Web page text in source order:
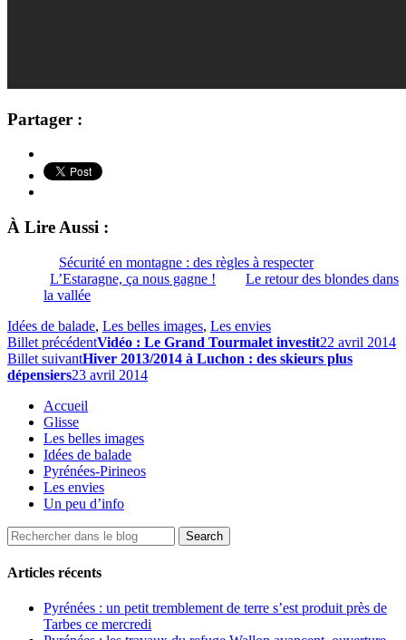
Partager :
À Lire Aussi :
Sécurité en montagne : des règles à respecter
L’Estaragne, ça nous gagne !
Le retour des blondes dans
la vallée
Idées de balade, Les belles images, Les envies
Billet précédentVidéo : Le Grand Tourmalet investit22 avril 2014
Billet suivantHiver 2013/2014 à Luchon : des skieurs plus
dépensiers23 avril 2014
Accueil
Glisse
Les belles images
Idées de balade
Pyrénées-Pirineos
Les envies
Un peu d’info
Articles récents
Pyrénées : un petit tremblement de terre s’est produit près de
Tarbes ce mercredi